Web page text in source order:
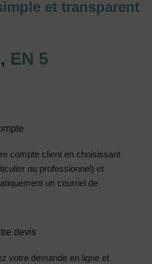
et transparent
EN 5
compte client en choisissant
ou professionnel) et
un courriel de
devis
votre demande en ligne et